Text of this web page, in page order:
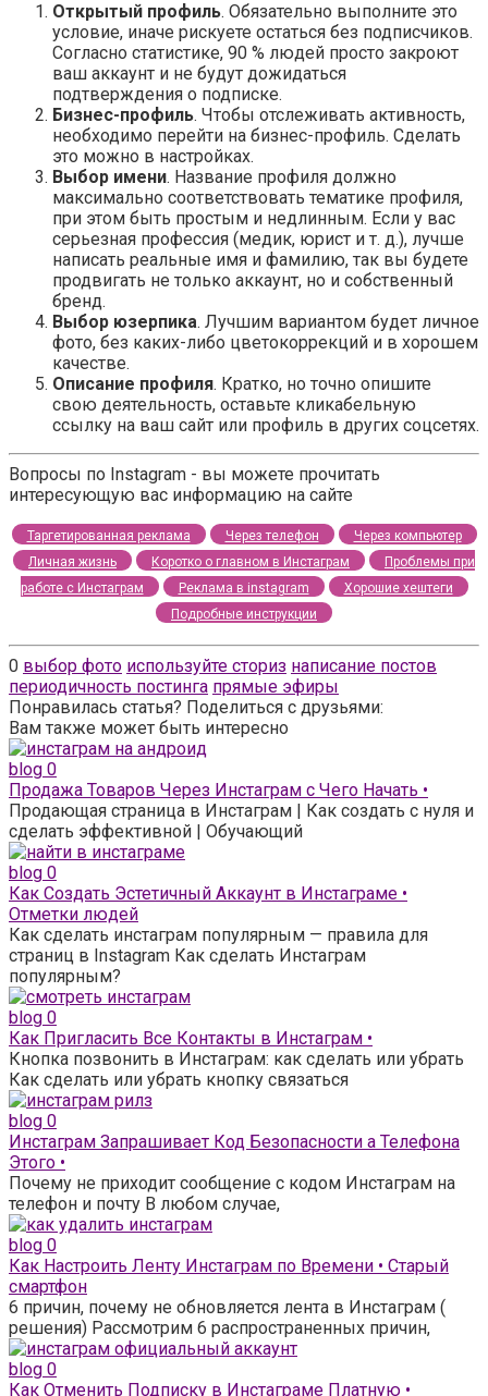
Открытый профиль. Обязательно выполните это
условие, иначе рискуете остаться без подписчиков.
Согласно статистике, 90 % людей просто закроют
ваш аккаунт и не будут дожидаться
подтверждения о подписке.
Бизнес-профиль. Чтобы отслеживать активность,
необходимо перейти на бизнес-профиль. Сделать
это можно в настройках.
Выбор имени. Название профиля должно
максимально соответствовать тематике профиля,
при этом быть простым и недлинным. Если у вас
серьезная профессия (медик, юрист и т. д.), лучше
написать реальные имя и фамилию, так вы будете
продвигать не только аккаунт, но и собственный
бренд.
Выбор юзерпика. Лучшим вариантом будет личное
фото, без каких-либо цветокоррекций и в хорошем
качестве.
Описание профиля. Кратко, но точно опишите
свою деятельность, оставьте кликабельную
ссылку на ваш сайт или профиль в других соцсетях.
Вопросы по Instagram - вы можете прочитать
интересующую вас информацию на сайте
Таргетированная реклама Через телефон
Через компьютер
Личная жизнь
Коротко о главном в Инстаграм
Проблемы при
работе с Инстаграм
Реклама в instagram
Хорошие хештеги
Подробные инструкции
0 выбор фото используйте сториз написание постов
периодичность постинга прямые эфиры
Понравилась статья? Поделиться с друзьями:
Вам также может быть интересно
blog 0
Продажа Товаров Через Инстаграм с Чего Начать •
Продающая страница в Инстаграм | Как создать с нуля и
сделать эффективной | Обучающий
blog 0
Как Создать Эстетичный Аккаунт в Инстаграме •
Отметки людей
Как сделать инстаграм популярным — правила для
страниц в Instagram Как сделать Инстаграм
популярным?
blog 0
Как Пригласить Все Контакты в Инстаграм •
Кнопка позвонить в Инстаграм: как сделать или убрать
Как сделать или убрать кнопку связаться
blog 0
Инстаграм Запрашивает Код Безопасности а Телефона
Этого •
Почему не приходит сообщение с кодом Инстаграм на
телефон и почту В любом случае,
blog 0
Как Настроить Ленту Инстаграм по Времени • Старый
смартфон
6 причин, почему не обновляется лента в Инстаграм (
решения) Рассмотрим 6 распространенных причин,
blog 0
Как Отменить Подписку в Инстаграме Платную •